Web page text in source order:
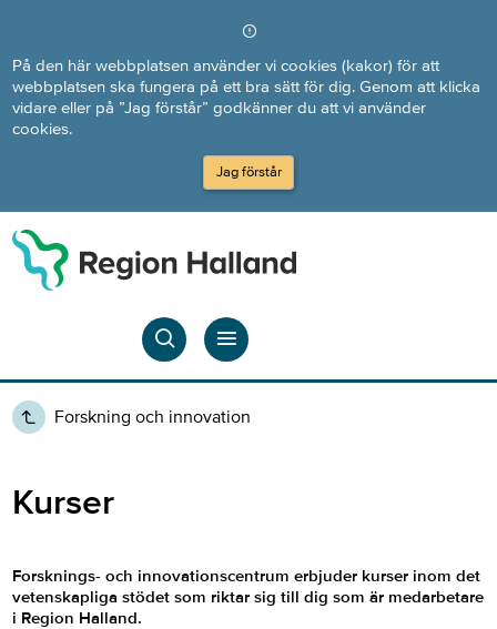
På den här webbplatsen använder vi cookies (kakor) för att
webbplatsen ska fungera på ett bra sätt för dig. Genom att klicka
vidare eller på ”Jag förstår” godkänner du att vi använder
cookies.
Jag förstår
Forskning och innovation
Kurser
Forsknings- och innovationscentrum erbjuder kurser inom det
vetenskapliga stödet som riktar sig till dig som är medarbetare
i Region Halland.